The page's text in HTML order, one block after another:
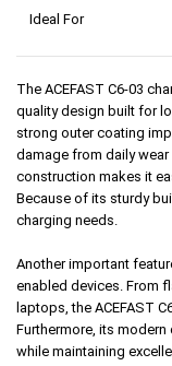
Ideal For
The ACEFAST C6-03
quality design built for
strong outer coating
damage from daily wear
construction makes it
Because of its sturdy
charging needs.
Another important
enabled devices. From
laptops, the ACEFAST
Furthermore, its
while maintaining